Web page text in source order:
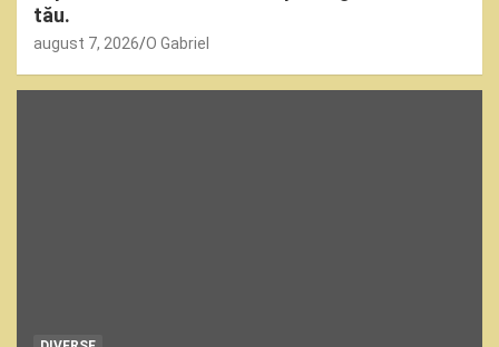
tău.
august 7, 2026 O Gabriel